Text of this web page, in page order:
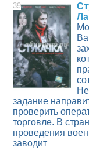
39
задание
проверить
торговле. В
проведения
заводит